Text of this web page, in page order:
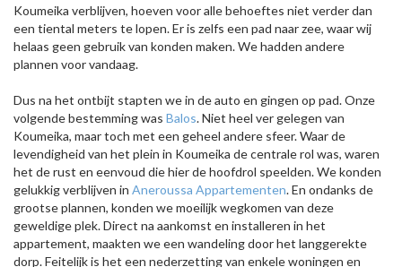
Koumeika verblijven, hoeven voor alle behoeftes niet verder dan
een tiental meters te lopen. Er is zelfs een pad naar zee, waar wij
helaas geen gebruik van konden maken. We hadden andere
plannen voor vandaag.
Dus na het ontbijt stapten we in de auto en gingen op pad. Onze
volgende bestemming was Balos. Niet heel ver gelegen van
Koumeika, maar toch met een geheel andere sfeer. Waar de
levendigheid van het plein in Koumeika de centrale rol was, waren
het de rust en eenvoud die hier de hoofdrol speelden. We konden
gelukkig verblijven in Aneroussa Appartementen. En ondanks de
grootse plannen, konden we moeilijk wegkomen van deze
geweldige plek. Direct na aankomst en installeren in het
appartement, maakten we een wandeling door het langgerekte
dorp. Feitelijk is het een nederzetting van enkele woningen en